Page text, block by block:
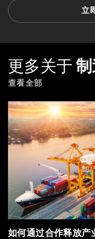
立
更多关于
查看全部
如何通过合作释放产